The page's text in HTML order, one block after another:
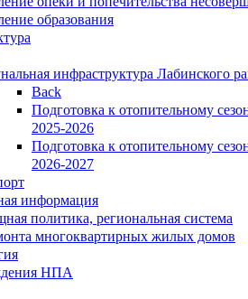
образования
инфраструктура Лабинского
Back
Подготовка к отопительному
2025-2026
Подготовка к отопительному
2026-2027
информация
политика, региональная система
многоквартирных жилых домов
НПА